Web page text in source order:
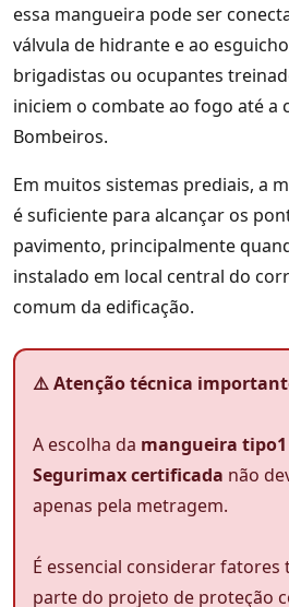
essa mangueira pode ser
válvula de hidrante e ao
brigadistas ou ocupantes
iniciem o combate ao fogo até a
Bombeiros.
Em muitos sistemas prediais, a
é suficiente para alcançar os
pavimento, principalmente
instalado em local central do
comum da edificação.
⚠️ Atenção técnica
A escolha da mangueira
Segurimax certificada não
apenas pela metragem.
É essencial considerar fatores
parte do projeto de proteção